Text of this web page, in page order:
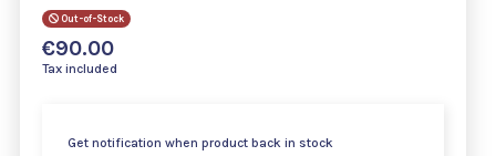
Out-of-Stock
€90.00
Tax included
Get notification when product back in stock